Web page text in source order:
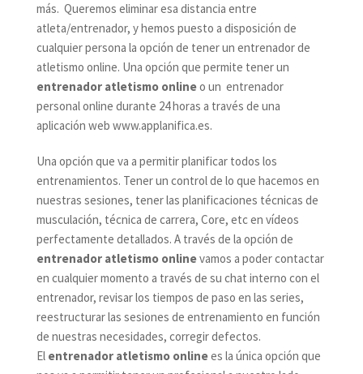
más. Queremos eliminar esa distancia entre
atleta/entrenador, y hemos puesto a disposición de
cualquier persona la opción de tener un entrenador de
atletismo online. Una opción que permite tener un
entrenador atletismo onlineo un entrenador
personal online durante 24 horas a través de una
aplicación web www.applanifica.es.
Una opción que va a permitir planificar todos los
entrenamientos. Tener un control de lo que hacemos en
nuestras sesiones, tener las planificaciones técnicas de
musculación, técnica de carrera, Core, etc en vídeos
perfectamente detallados. A través de la opción de
entrenador atletismo onlinevamos a poder contactar
en cualquier momento a través de su chat interno con el
entrenador, revisar los tiempos de paso en las series,
reestructurar las sesiones de entrenamiento en función
de nuestras necesidades, corregir defectos.
El entrenador atletismo onlinees la única opción que